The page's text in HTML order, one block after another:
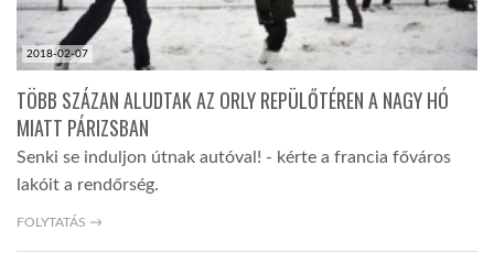
A VILÁG ITTHON
GLOBOTV BP
2018-02-07
TÖBB SZÁZAN ALUDTAK AZ ORLY REPÜLŐTÉREN A NAGY HÓ
MIATT PÁRIZSBAN
Senki se induljon útnak autóval! - kérte a francia főváros
lakóit a rendőrség.
FOLYTATÁS →